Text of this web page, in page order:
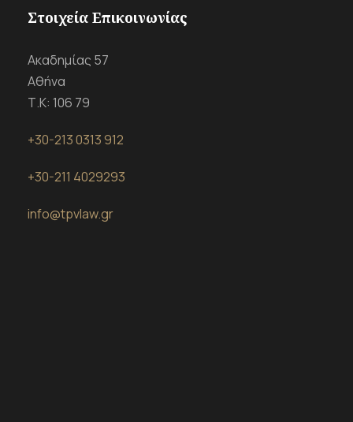
Στοιχεία Επικοινωνίας
Ακαδημίας 57
Αθήνα
Τ.Κ: 106 79
+30-213 0313 912
+30-211 4029293
info@tpvlaw.gr